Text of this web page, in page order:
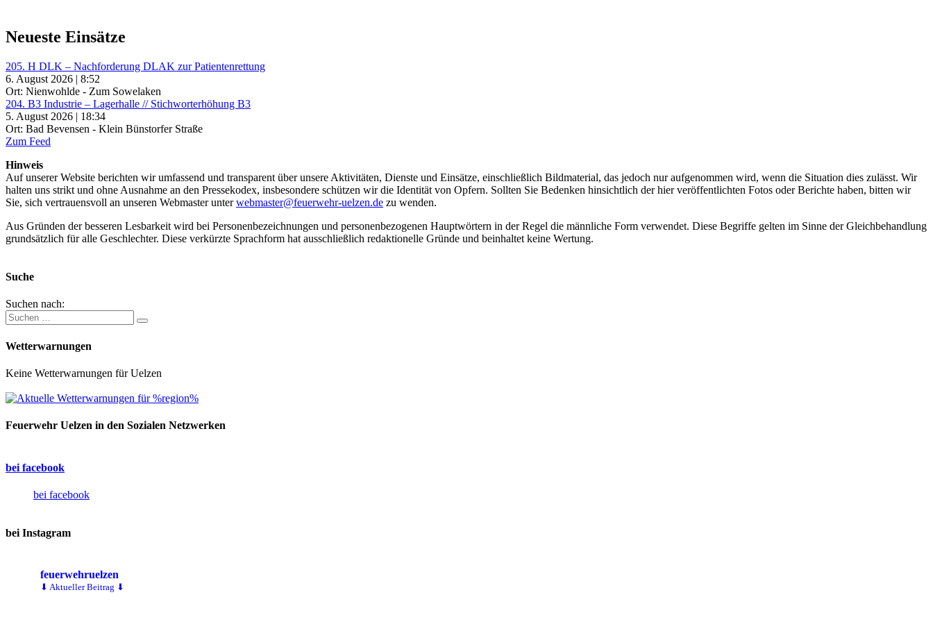
Neueste Einsätze
205. H DLK – Nachforderung DLAK zur Patientenrettung
6. August 2026 | 8:52
Ort: Nienwohlde - Zum Sowelaken
204. B3 Industrie – Lagerhalle // Stichworterhöhung B3
5. August 2026 | 18:34
Ort: Bad Bevensen - Klein Bünstorfer Straße
Zum Feed
Hinweis
Auf unserer Website berichten wir umfassend und transparent über unsere Aktivitäten, Dienste und Einsätze, einschließlich Bildmaterial, das jedoch nur aufgenommen wird, wenn die Situation dies zulässt. Wir
halten uns strikt und ohne Ausnahme an den Pressekodex, insbesondere schützen wir die Identität von Opfern. Sollten Sie Bedenken hinsichtlich der hier veröffentlichten Fotos oder Berichte haben, bitten wir
Sie, sich vertrauensvoll an unseren Webmaster unterwebmaster@feuerwehr-uelzen.de zu wenden.
Aus Gründen der besseren Lesbarkeit wird bei Personenbezeichnungen und personenbezogenen Hauptwörtern in der Regel die männliche Form verwendet. Diese Begriffe gelten im Sinne der Gleichbehandlung
grundsätzlich für alle Geschlechter. Diese verkürzte Sprachform hat ausschließlich redaktionelle Gründe und beinhaltet keine Wertung.
Suche
Suchen nach:
Wetterwarnungen
Keine Wetterwarnungen für Uelzen
Feuerwehr Uelzen in den Sozialen Netzwerken
bei facebook
bei facebook
bei Instagram
feuerwehruelzen
⬇ Aktueller Beitrag ⬇